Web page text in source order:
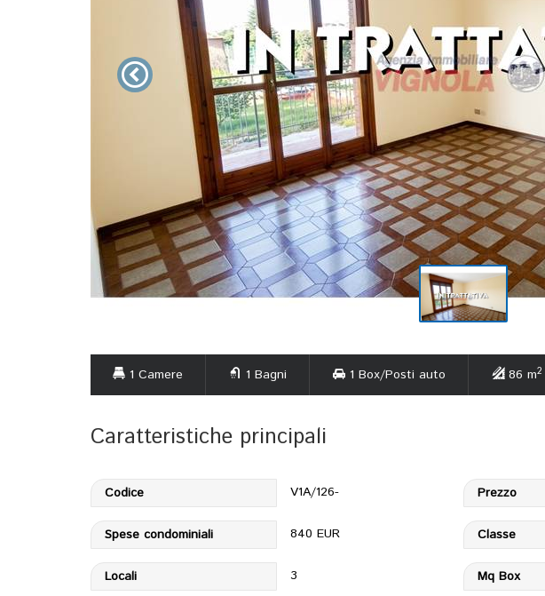
1 Camere 1 Bagni 1 Box/Posti auto 86 m2
Caratteristiche principali
Codice V1A/126- Prezzo
Spese condominiali 840 EUR Classe
Locali 3 Mq Box